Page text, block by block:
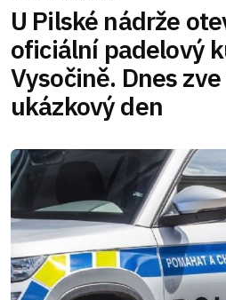
U Pilské nádrže
oficiální padelový
Vysočině. Dnes
ukázkový den